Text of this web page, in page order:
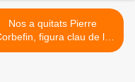
Nos a quitats Pierre
figura clau de la
dança tradicionala >